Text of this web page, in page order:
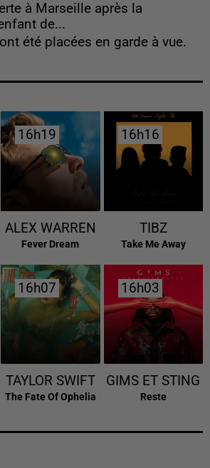
à Marseille après la
de...
été placées en garde à vue.
16h19
16h19
ALEX WARREN
Fever Dream
16h16
16h16
TIBZ
Take Me Away
16h07
16h07
TAYLOR SWIFT
The Fate Of Ophelia
16h03
16h03
GIMS ET STING
Reste